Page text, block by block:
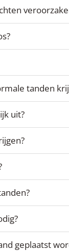
tanden
uit?
geplaatst